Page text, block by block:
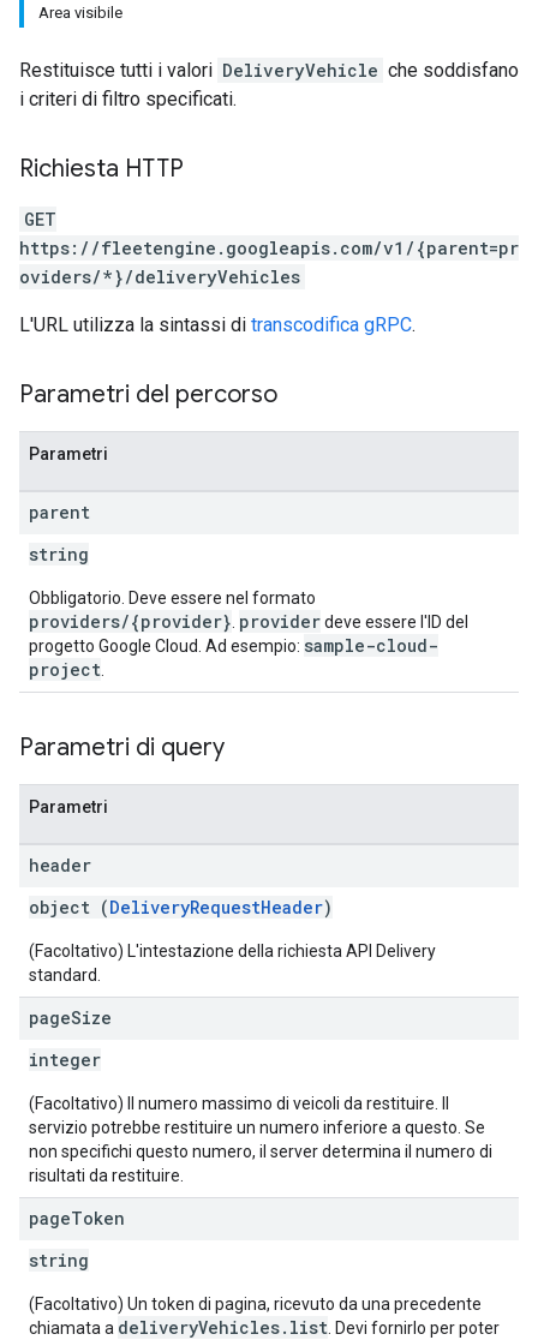
Area visibile
Restituisce tutti i valori DeliveryVehicle che soddisfano
i criteri di filtro specificati.
Richiesta HTTP
GET
https://fleetengine.googleapis.com/v1/{parent=pr
oviders/*}/deliveryVehicles
L'URL utilizza la sintassi di transcodifica gRPC.
Parametri del percorso
Parametri
parent
string
Obbligatorio. Deve essere nel formato
providers/{provider} providerdeve essere l'ID del
progetto Google Cloud. Ad esempio: sample-cloud-
project
Parametri di query
Parametri
header
object (DeliveryRequestHeader)
(Facoltativo) L'intestazione della richiesta API Delivery
standard.
pageSize
integer
(Facoltativo) Il numero massimo di veicoli da restituire. Il
servizio potrebbe restituire un numero inferiore a questo. Se
non specifichi questo numero, il server determina il numero di
risultati da restituire.
pageToken
string
(Facoltativo) Un token di pagina, ricevuto da una precedente
chiamata a deliveryVehicles.list . Devi fornirlo per poter